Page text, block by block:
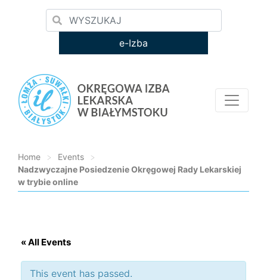
e-Izba
Home > Events
>
Nadzwyczajne Posiedzenie Okręgowej Rady Lekarskiej
w trybie online
« All Events
This event has passed.